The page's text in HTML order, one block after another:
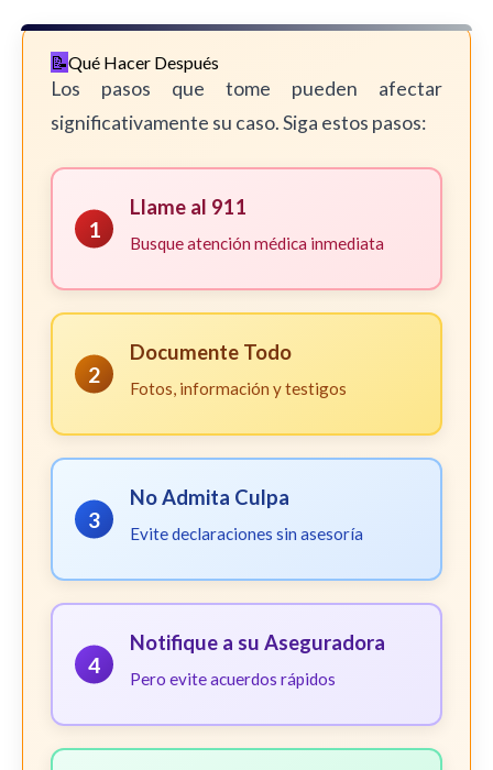
Qué Hacer Después
Los pasos que tome pueden afectar
significativamente su caso. Siga estos pasos:
1
Llame al 911
Busque atención médica inmediata
2
Documente Todo
Fotos, información y testigos
3
No Admita Culpa
Evite declaraciones sin asesoría
4
Notifique a su Aseguradora
Pero evite acuerdos rápidos